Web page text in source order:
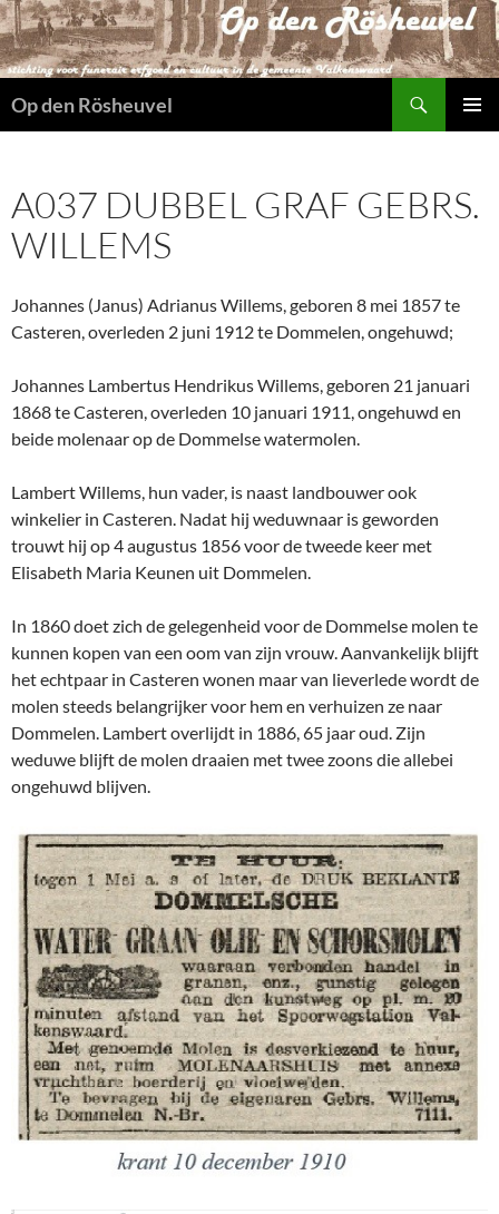
Ga
naar
de
Op den Rösheuvel
A037 DUBBEL GRAF GEBRS.
WILLEMS
Johannes (Janus) Adrianus Willems, geboren 8 mei 1857 te
Casteren, overleden 2 juni 1912 te Dommelen, ongehuwd;
Johannes Lambertus Hendrikus Willems, geboren 21 januari
1868 te Casteren, overleden 10 januari 1911, ongehuwd en
beide molenaar op de Dommelse watermolen.
Lambert Willems, hun vader, is naast landbouwer ook
winkelier in Casteren. Nadat hij weduwnaar is geworden
trouwt hij op 4 augustus 1856 voor de tweede keer met
Elisabeth Maria Keunen uit Dommelen.
In 1860 doet zich de gelegenheid voor de Dommelse molen te
kunnen kopen van een oom van zijn vrouw. Aanvankelijk blijft
het echtpaar in Casteren wonen maar van lieverlede wordt de
molen steeds belangrijker voor hem en verhuizen ze naar
Dommelen. Lambert overlijdt in 1886, 65 jaar oud. Zijn
weduwe blijft de molen draaien met twee zoons die allebei
ongehuwd blijven.